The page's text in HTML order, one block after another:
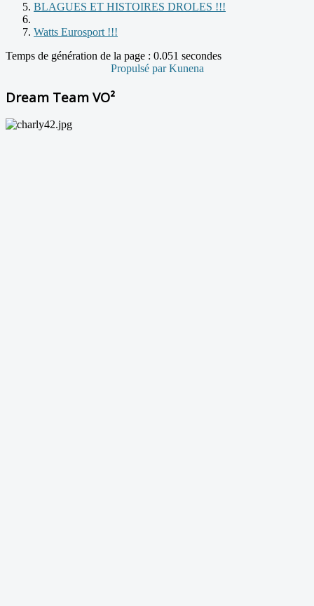
BLAGUES ET HISTOIRES DROLES !!!
Watts Eurosport !!!
Temps de génération de la page : 0.051 secondes
Propulsé parKunena
Dream Team VO²